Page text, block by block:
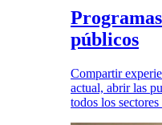
públicos
Compartir
actual, abrir las
todos los